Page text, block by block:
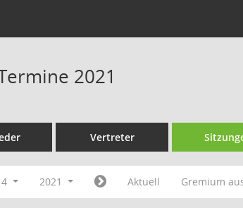
2021
Vertreter
2021 Aktuell Gremium